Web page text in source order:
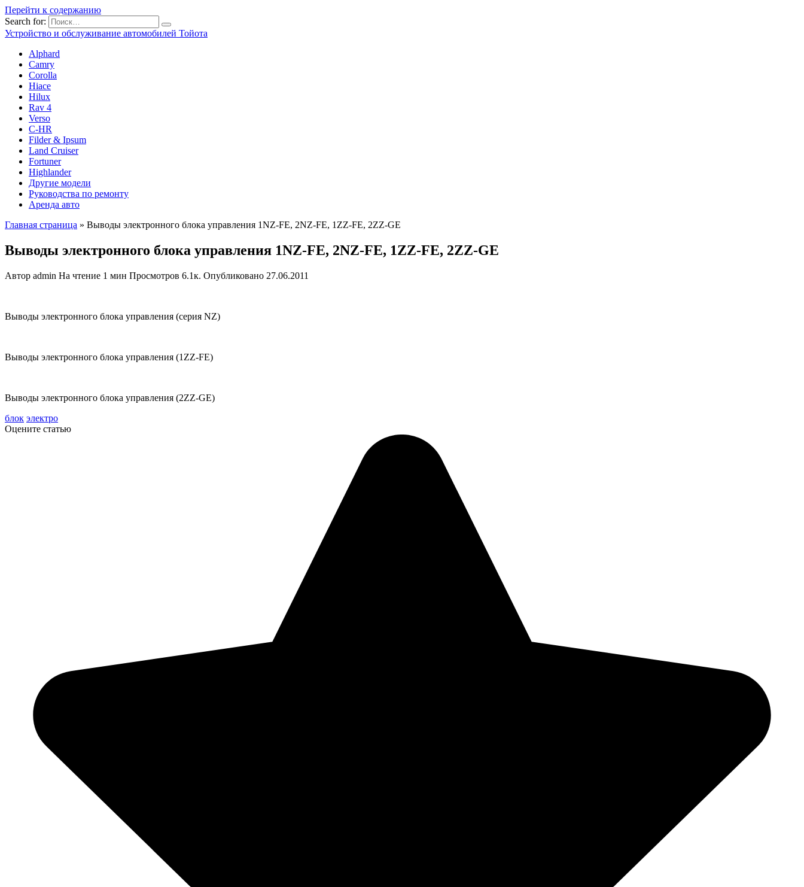
Перейти к содержанию
Search for:
Устройство и обслуживание автомобилей Тойота
Alphard
Camry
Corolla
Hiace
Hilux
Rav 4
Verso
C-HR
Filder & Ipsum
Land Cruiser
Fortuner
Highlander
Другие модели
Руководства по ремонту
Аренда авто
Главная страница » Выводы электронного блока управления 1NZ-FE, 2NZ-FE, 1ZZ-FE, 2ZZ-GE
Выводы электронного блока управления 1NZ-FE, 2NZ-FE, 1ZZ-FE, 2ZZ-GE
Автор admin На чтение 1 мин Просмотров 6.1к. Опубликовано 27.06.2011
Выводы электронного блока управления (серия NZ)
Выводы электронного блока управления (1ZZ-FE)
Выводы электронного блока управления (2ZZ-GE)
блок электро
Оцените статью